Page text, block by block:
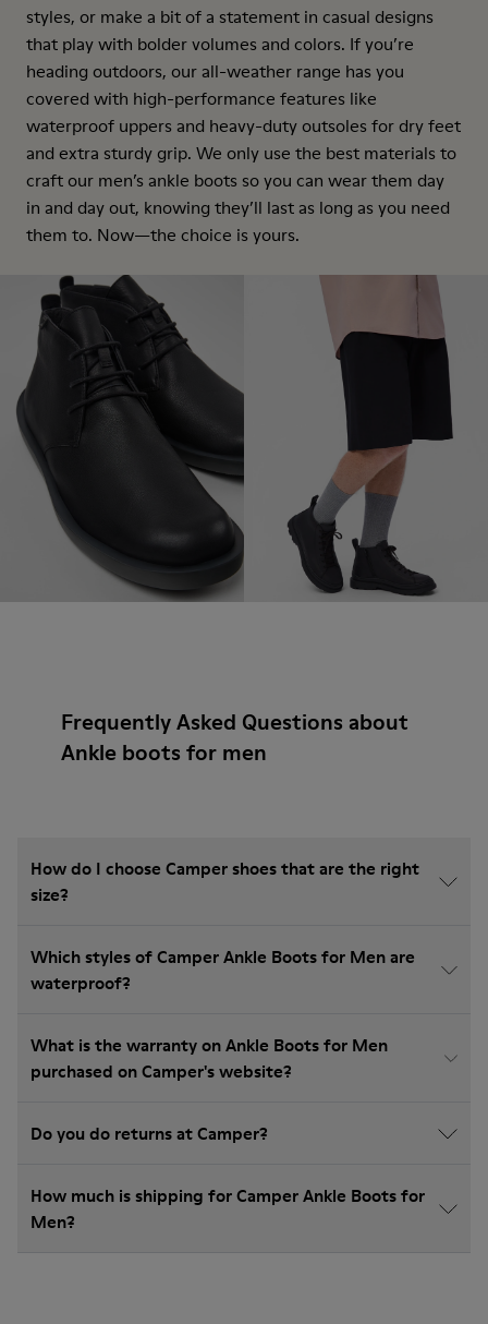
styles, or make a bit of a statement in casual designs
that play with bolder volumes and colors. If you’re
heading outdoors, our all-weather range has you
covered with high-performance features like
waterproof uppers and heavy-duty outsoles for dry feet
and extra sturdy grip. We only use the best materials to
craft our men’s ankle boots so you can wear them day
in and day out, knowing they’ll last as long as you need
them to. Now—the choice is yours.
Frequently Asked Questions about
Ankle boots for men
How do I choose Camper shoes that are the right
size?
Which styles of Camper Ankle Boots for Men are
waterproof?
What is the warranty on Ankle Boots for Men
purchased on Camper's website?
Do you do returns at Camper?
How much is shipping for Camper Ankle Boots for
Men?